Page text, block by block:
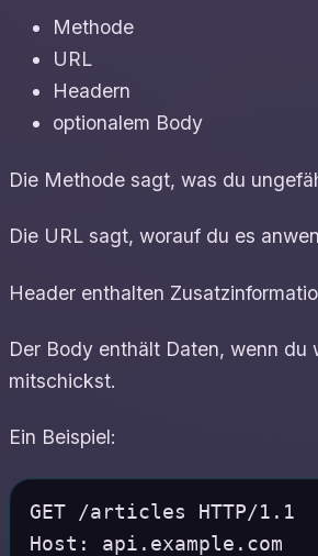
Methode
URL
Headern
optionalem Body
Die Methode sagt, was du
Die URL sagt, worauf du es
Header enthalten
Der Body enthält Daten, wenn du
mitschickst.
Ein Beispiel:
GET /articles HTTP/1.1
Host: api.example.com